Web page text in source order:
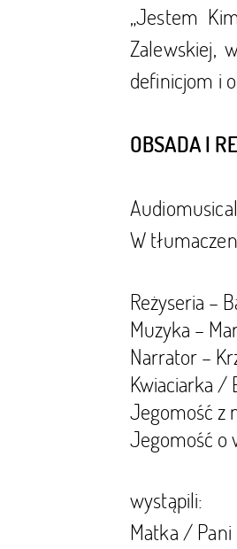
„Jestem
Zalewskiej,
definicjom i
OBSADA I
W
Reżyseria –
Muzyka –
Narrator –
Kwiaciarka /
Jegomość z
Jegomość o
wystąpili:
Matka / Pani